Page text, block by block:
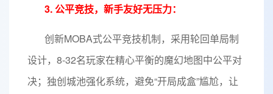
3. 公平竞技，新手友好无压力：
创新MOBA式公平竞技机制，采用轮回单局制
设计，8-32名玩家在精心平衡的魔幻地图中公平对
决；独创城池强化系统，避免“开局成盒”尴尬，让